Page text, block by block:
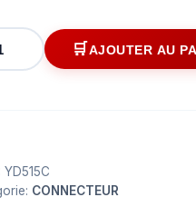
AJOUTER AU
YD515C
CONNECTEUR